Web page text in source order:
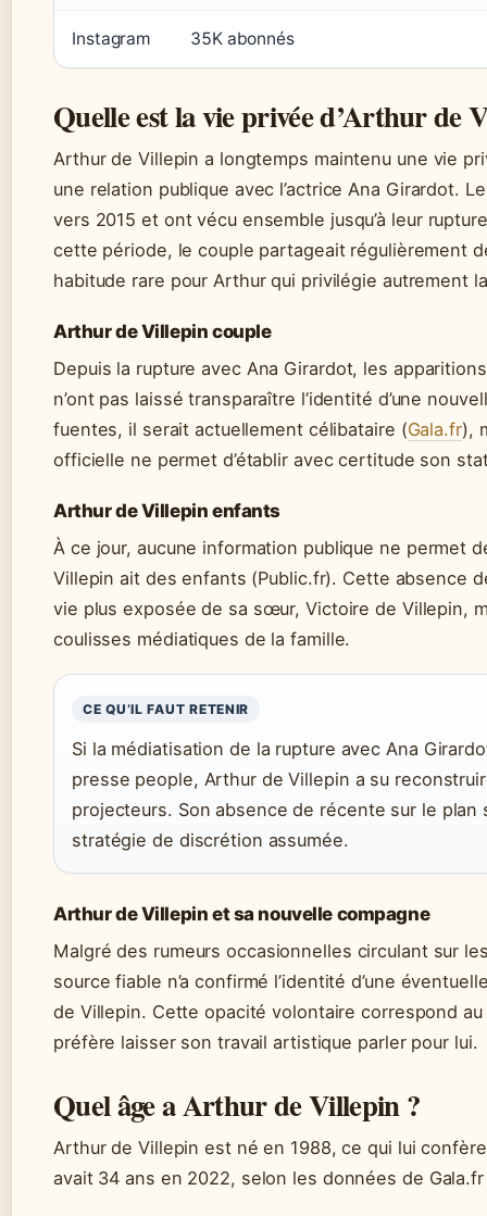
Instagram 35K abonnés
Quelle est la vie privée d’Arthur de
Arthur de Villepin a longtemps maintenu une vie
une relation publique avec l’actrice Ana Girardot.
vers 2015 et ont vécu ensemble jusqu’à leur
cette période, le couple partageait régulièrement
habitude rare pour Arthur qui privilégie autrement
Arthur de Villepin couple
Depuis la rupture avec Ana Girardot, les
n’ont pas laissé transparaître l’identité d’une
fuentes, il serait actuellement célibataire (Gala.fr),
officielle ne permet d’établir avec certitude son
Arthur de Villepin enfants
À ce jour, aucune information publique ne permet
Villepin ait des enfants (Public.fr). Cette absence
vie plus exposée de sa sœur, Victoire de Villepin,
coulisses médiatiques de la famille.
CE QU’IL FAUT RETENIR
Si la médiatisation de la rupture avec Ana
presse people, Arthur de Villepin a su
projecteurs. Son absence de récente sur le plan
stratégie de discrétion assumée.
Arthur de Villepin et sa nouvelle compagne
Malgré des rumeurs occasionnelles circulant sur
source fiable n’a confirmé l’identité d’une
de Villepin. Cette opacité volontaire correspond au
préfère laisser son travail artistique parler pour lui.
Quel âge a Arthur de Villepin ?
Arthur de Villepin est né en 1988, ce qui lui
avait 34 ans en 2022, selon les données de